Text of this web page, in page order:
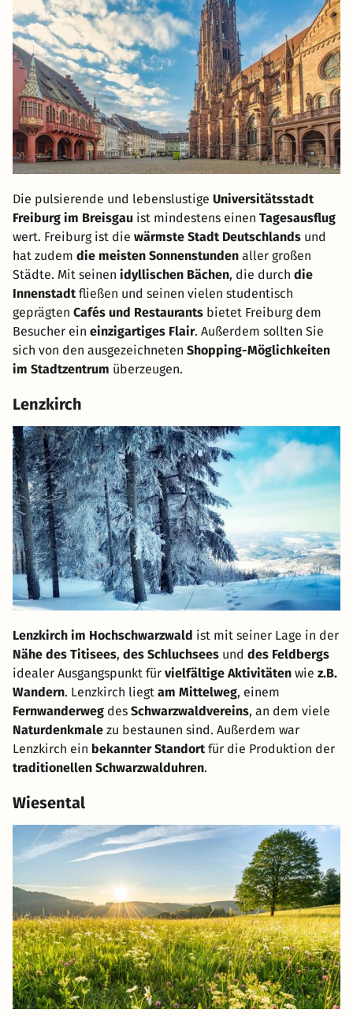
Die pulsierende und lebenslustige Universitätsstadt
Freiburg im Breisgau ist mindestens einen Tagesausflug
wert. Freiburg ist die wärmste Stadt Deutschlands und
hat zudem die meisten Sonnenstunden aller großen
Städte. Mit seinen idyllischen Bächen, die durch die
Innenstadtfließen und seinen vielen studentisch
geprägten Cafés und Restaurants bietet Freiburg dem
Besucher ein einzigartiges Flair. Außerdem sollten Sie
sich von den ausgezeichneten Shopping-Möglichkeiten
im Stadtzentrum überzeugen.
Lenzkirch
Lenzkirch im Hochschwarzwald ist mit seiner Lage in der
Nähe des Titisees, des Schluchsees und des Feldbergs
idealer Ausgangspunkt für vielfältige Aktivitäten wie z.B.
Wandern. Lenzkirch liegt am Mittelweg, einem
Fernwanderweg des Schwarzwaldvereins, an dem viele
Naturdenkmale zu bestaunen sind. Außerdem war
Lenzkirch ein bekannter Standortfür die Produktion der
traditionellen Schwarzwalduhren.
Wiesental